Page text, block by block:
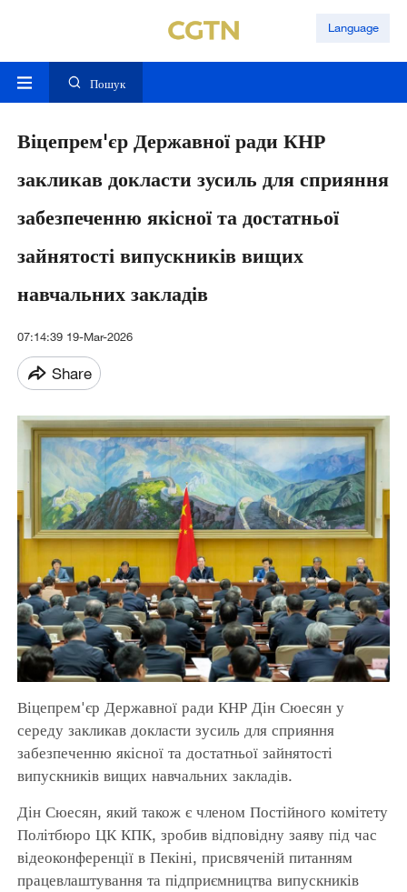
Language
Пошук
Віцепрем'єр Державної ради КНР
закликав докласти зусиль для сприяння
забезпеченню якісної та достатньої
зайнятості випускників вищих
навчальних закладів
07:14:39 19-Mar-2026
Share
Віцепрем'єр Державної ради КНР Дін Сюесян у
середу закликав докласти зусиль для сприяння
забезпеченню якісної та достатньої зайнятості
випускників вищих навчальних закладів.
Дін Сюесян, який також є членом Постійного комітету
Політбюро ЦК КПК, зробив відповідну заяву під час
відеоконференції в Пекіні, присвяченій питанням
працевлаштування та підприємництва випускників